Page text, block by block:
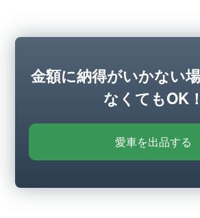
金額に納得がいかない
なくてもOK！
愛車を出品する